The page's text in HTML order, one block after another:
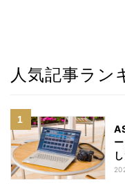
人気記事ラン